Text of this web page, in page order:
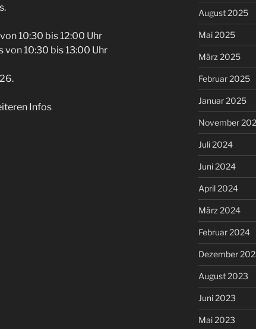
10:30 bis 12:00 Uhr
10:30 bis 13:00 Uhr
Infos
August 2025
Mai 2025
März 2025
Februar 2025
Januar 2025
November
Juli 2024
Juni 2024
April 2024
März 2024
Februar 2024
Dezember
August 2023
Juni 2023
Mai 2023